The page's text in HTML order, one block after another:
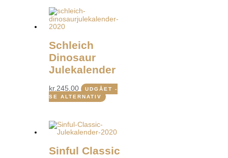
Schleich
Dinosaur
Julekalender
kr.245,00
UDGÅET -
SE ALTERNATIV
Sinful Classic